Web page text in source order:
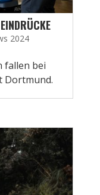
2024
fallen bei
Dortmund.